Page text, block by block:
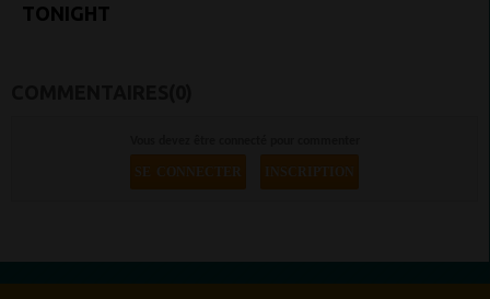
TONIGHT
SE CONNECTER INSCRIPTION